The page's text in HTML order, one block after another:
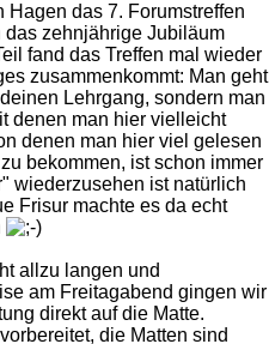
das 7. Forumstreffen
das zehnjährige Jubiläum
fand das Treffen mal wieder
zusammenkommt: Man geht
Lehrgang, sondern man
denen man hier vielleicht
denen man hier viel gelesen
bekommen, ist schon immer
wiederzusehen ist natürlich
Frisur machte es da echt
allzu langen und
am Freitagabend gingen wir
direkt auf die Matte.
die Matten sind